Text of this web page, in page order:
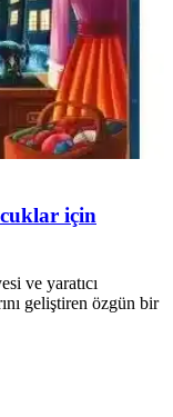
için
ve yaratıcı
geliştiren özgün bir